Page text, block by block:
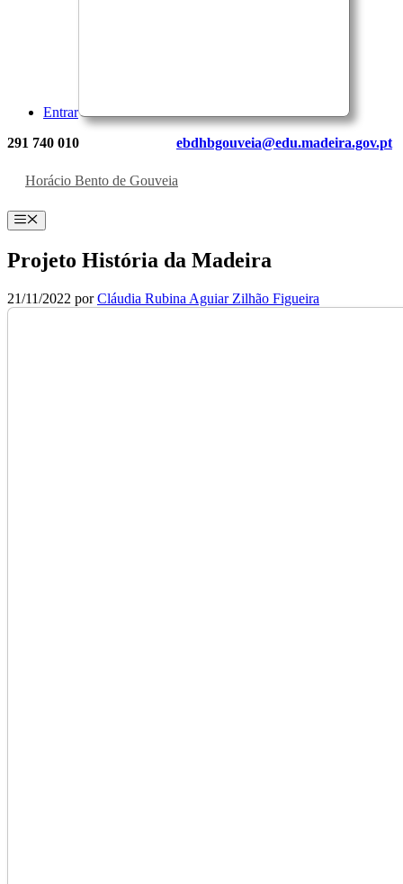
Entrar
291 740 010 ebdhbgouveia@edu.madeira.gov.pt
Horácio Bento de Gouveia
Menu
Projeto História da Madeira
21/11/2022 porCláudia Rubina Aguiar Zilhão Figueira